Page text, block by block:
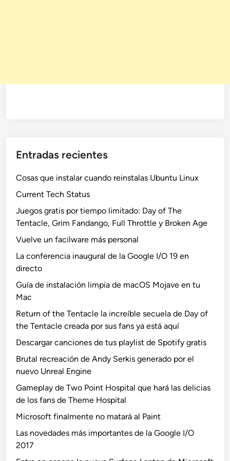
Entradas recientes
Cosas que instalar cuando reinstalas Ubuntu Linux
Current Tech Status
Juegos gratis por tiempo limitado: Day of The
Tentacle, Grim Fandango, Full Throttle y Broken Age
Vuelve un facilware más personal
La conferencia inaugural de la Google I/O 19 en
directo
Guía de instalación limpia de macOS Mojave en tu
Mac
Return of the Tentacle la increíble secuela de Day of
the Tentacle creada por sus fans ya está aquí
Descargar canciones de tus playlist de Spotify gratis
Brutal recreación de Andy Serkis generado por el
nuevo Unreal Engine
Gameplay de Two Point Hospital que hará las delicias
de los fans de Theme Hospital
Microsoft finalmente no matará al Paint
Las novedades más importantes de la Google I/O
2017